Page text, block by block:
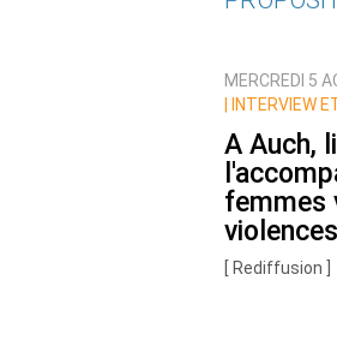
Nom
Courriel
MERCREDI 5
INTERVIEW
A Auch,
femmes
[ Rediffusion ]